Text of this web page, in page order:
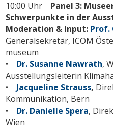
10:00 Uhr
Panel 3:
Schwerpunkte in der
Moderation & Input:
Generalsekretär, ICOM
museum
• Dr. Susanne Nawrath,
Ausstellungsleiterin
•
Jacqueline Strauss,
Kommunikation, Bern
• Dr. Danielle Spera,
Wien